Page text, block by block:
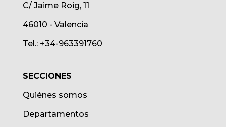
C/ Jaime Roig, 11
46010 - Valencia
Tel.: +34-963391760
SECCIONES
Quiénes somos
Departamentos